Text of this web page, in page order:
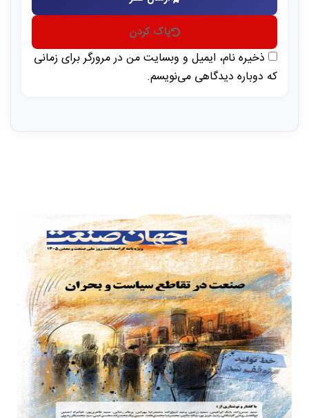
پاک کردن
ذخیره نام، ایمیل و وبسایت من در مرورگر برای زمانی
که دوباره دیدگاهی می‌نویسم.